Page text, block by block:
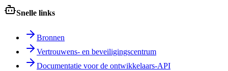
Snelle links
Bronnen
Vertrouwens- en beveiligingscentrum
Documentatie voor de ontwikkelaars-API